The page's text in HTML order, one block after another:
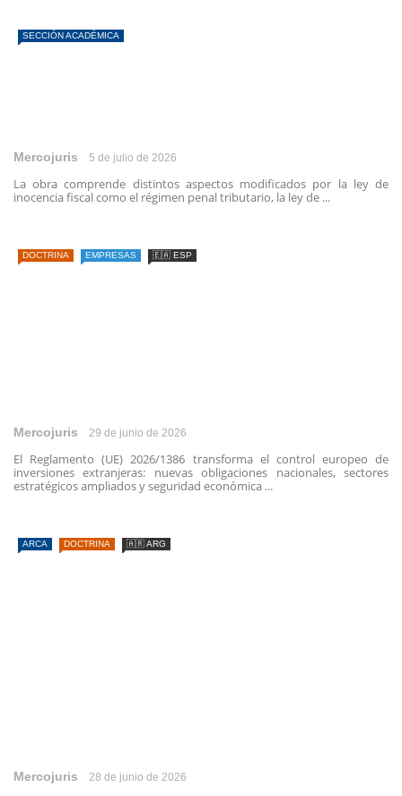
SECCIÓN ACADÉMICA
Mercojuris 5 de julio de 2026
La obra comprende distintos aspectos modificados por la ley de
inocencia fiscal como el régimen penal tributario, la ley de ...
DOCTRINA EMPRESAS 🇪🇦 ESP
Mercojuris 29 de junio de 2026
El Reglamento (UE) 2026/1386 transforma el control europeo de
inversiones extranjeras: nuevas obligaciones nacionales, sectores
estratégicos ampliados y seguridad económica ...
ARCA DOCTRINA 🇦🇷 ARG
Mercojuris 28 de junio de 2026